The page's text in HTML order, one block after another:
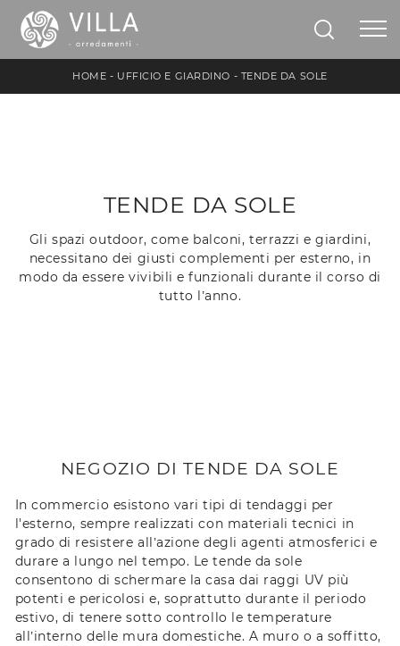
HOME - UFFICIO E GIARDINO - TENDE DA SOLE
TENDE DA SOLE
Gli spazi outdoor, come balconi, terrazzi e giardini,
necessitano dei giusti complementi per esterno, in
modo da essere vivibili e funzionali durante il corso di
tutto l’anno.
NEGOZIO DI TENDE DA SOLE
In commercio esistono vari tipi di tendaggi per
l'esterno, sempre realizzati con materiali tecnici in
grado di resistere all’azione degli agenti atmosferici e
durare a lungo nel tempo. Le tende da sole
consentono di schermare la casa dai raggi UV più
potenti e pericolosi e, soprattutto durante il periodo
estivo, di tenere sotto controllo le temperature
all’interno delle mura domestiche. A muro o a soffitto,